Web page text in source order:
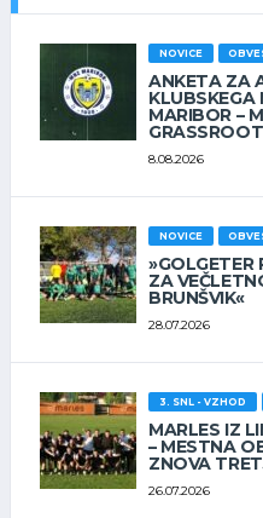
NOVICE
ANKETA ZA
KLUBSKEGA
MARIBOR –
8.08.2026
NOVICE
»GOLGETER
ZA
BRUNŠVIK«
28.07.2026
3. SNL - VZHOD
MARLES IZ
– MESTNA
ZNOVA
26.07.2026